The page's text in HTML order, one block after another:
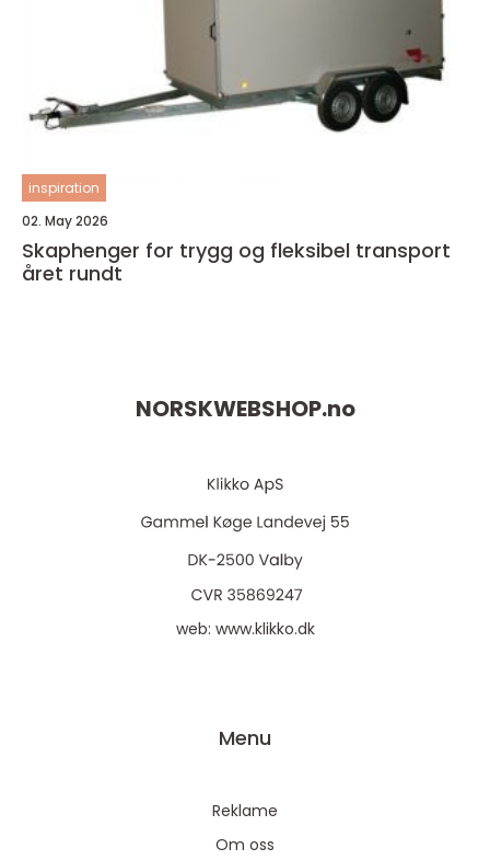
inspiration
02. May 2026
Skaphenger for trygg og fleksibel transport
året rundt
NORSKWEBSHOP.no
web: www.klikko.dk
Menu
Reklame
Om oss